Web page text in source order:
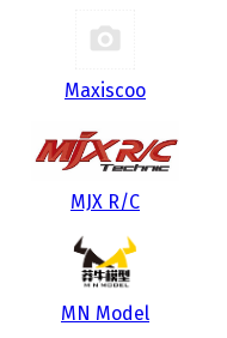
Maxiscoo
MJX R/C
MN Model